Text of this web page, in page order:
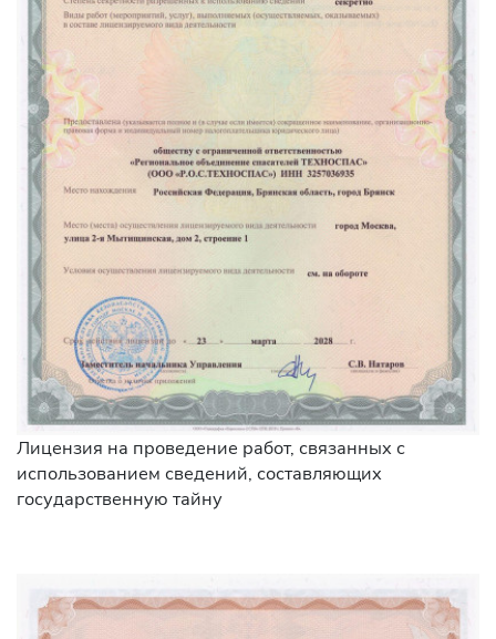
Лицензия на проведение работ, связанных с
использованием сведений, составляющих
государственную тайну